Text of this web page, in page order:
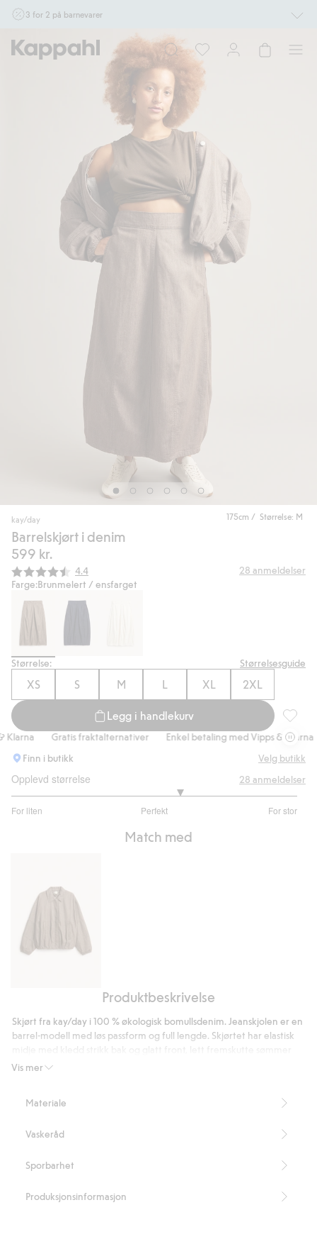
3 for 2 på barnevarer
Ikke Newbie. Gjelder når du handler 2 eller flere varer som inngår i tilbudet tom.
17/8 i butikk & online for deg som er eller blir medlem. Kan ikke kombineres med
andre tilbud eller rabatter.
Handle nå
175cm / Størrelse: M
kay/day
Barrelskjørt i denim
599 kr.
Gjennomsnittskarakter:
4.4 28 anmeldelser
Farge:Brunmelert / ensfarget
Størrelse: Størrelsesguide
XS S M L XL 2XL
Legg i handlekurv
Gratis fraktalternativer
Enkel betaling med Vipps & Klarna
Finn i butikk
Velg butikk
Opplevd størrelse
For liten Perfekt For stor
av
28 anmeldelser
Match med
Produktbeskrivelse
Vis mer
Skjørt fra kay/day i 100 % økologisk bomullsdenim. Jeanskjolen er en
barrel-modell med løs passform og full lengde. Skjørtet har elastisk
med lommer i sidesømmene og to store baklommer.
Tildekket elastikk bak
Lommer i sidene
Lengde 90 cm i størrelse S
Artikkelnummer : 893123
Materiale
Vaskeråd
Sporbarhet
Produksjonsinformasjon